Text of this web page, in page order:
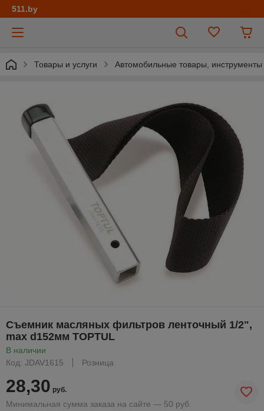
511.by
Товары и услуги Автомобильные товары, инструменты
Съемник масляных фильтров ленточный 1/2",
max d152мм TOPTUL
В наличии
Код: JDAV1615
Розница
28,30 руб.
Минимальная сумма заказа на сайте — 50 руб.